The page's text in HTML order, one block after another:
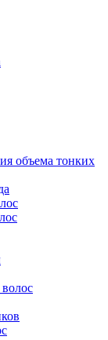
объема тонких